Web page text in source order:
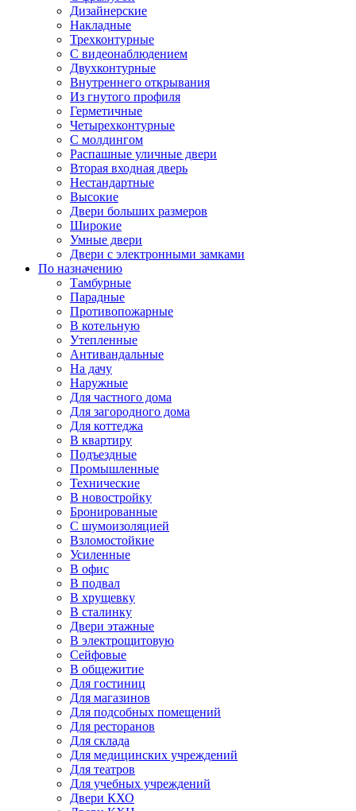
Дизайнерские
Накладные
Трехконтурные
С видеонаблюдением
Двухконтурные
Внутреннего открывания
Из гнутого профиля
Герметичные
Четырехконтурные
С молдингом
Распашные уличные двери
Вторая входная дверь
Нестандартные
Высокие
Двери больших размеров
Широкие
Умные двери
Двери с электронными замками
По назначению
Тамбурные
Парадные
Противопожарные
В котельную
Утепленные
Антивандальные
На дачу
Наружные
Для частного дома
Для загородного дома
Для коттеджа
В квартиру
Подъездные
Промышленные
Технические
В новостройку
Бронированные
С шумоизоляцией
Взломостойкие
Усиленные
В офис
В подвал
В хрущевку
В сталинку
Двери этажные
В электрощитовую
Сейфовые
В общежитие
Для гостиниц
Для магазинов
Для подсобных помещений
Для ресторанов
Для склада
Для медицинских учреждений
Для театров
Для учебных учреждений
Двери КХО